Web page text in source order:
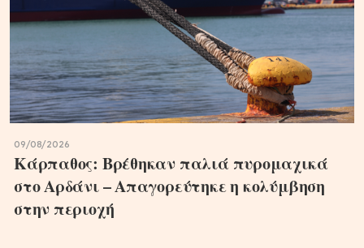
09/08/2026
Κάρπαθος: Βρέθηκαν παλιά πυρομαχικά
στο Αρδάνι – Απαγορεύτηκε η κολύμβηση
στην περιοχή